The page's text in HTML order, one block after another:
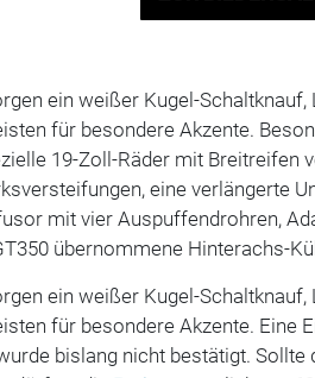
ein weißer Kugel-
für besondere Akzente.
19-Zoll-Räder mit Breitreifen
eine verlängerte
mit vier Auspuffendrohren,
übernommene Hinterachs-
ein weißer Kugel-
für besondere Akzente. Eine
bislang nicht bestätigt. Sollte